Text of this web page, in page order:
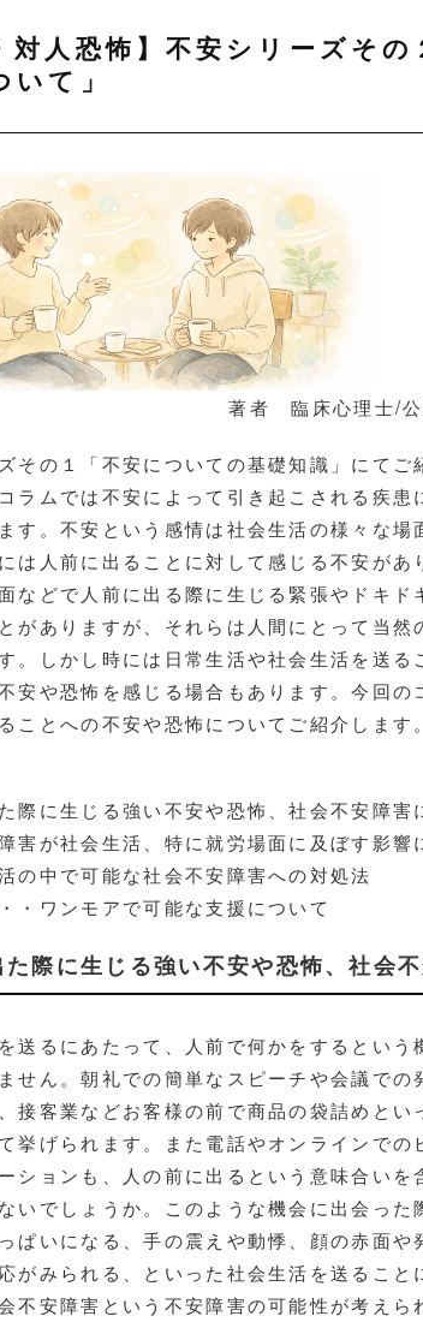
対人恐怖】不安シリーズその
いて」
著者 臨床心理士/公
その１「不安についての基礎知識」にてご
ラムでは不安によって引き起こされる疾患
す。不安という感情は社会生活の様々な場
は人前に出ることに対して感じる不安があ
などで人前に出る際に生じる緊張やドキド
がありますが、それらは人間にとって当然
。しかし時には日常生活や社会生活を送る
安や恐怖を感じる場合もあります。今回の
ことへの不安や恐怖についてご紹介します。
際に生じる強い不安や恐怖、社会不安障害
害が社会生活、特に就労場面に及ぼす影響
の中で可能な社会不安障害への対処法
・ワンモアで可能な支援について
際に生じる強い不安や恐怖、社会
送るにあたって、人前で何かをするという
せん。朝礼での簡単なスピーチや会議での
接客業などお客様の前で商品の袋詰めとい
挙げられます。また電話やオンラインでの
ションも、人の前に出るという意味合いを
いでしょうか。このような機会に出会った
ぱいになる、手の震えや動悸、顔の赤面や
がみられる、といった社会生活を送ること
不安障害という不安障害の可能性が考えら